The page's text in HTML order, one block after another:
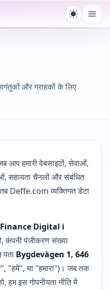
थीम टॉगल
मेनू
और ग्राहकों के लिए
आप हमारी वेबसाइटों, सेवाओं,
सहायता चैनलों और संबंधित
Deffe.com व्यक्तिगत डेटा
Digital i
है, कंपनी पंजीकरण संख्या
Bygdevägen 1, 646
"हमें", या "हमारा")। जब तक
हम इस गोपनीयता नीति में